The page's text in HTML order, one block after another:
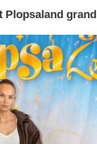
Plopsaland